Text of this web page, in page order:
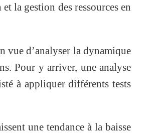
la gestion des ressources en
vue d’analyser la dynamique
Pour y arriver, une analyse
à appliquer différents tests
une tendance à la baisse